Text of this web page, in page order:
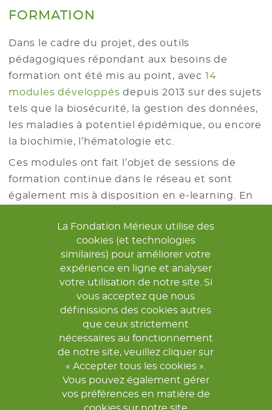
FORMATION
Dans le cadre du projet, des outils
pédagogiques répondant aux besoins de
formation ont été mis au point, avec 14
modules développés depuis 2013 sur des sujets
tels que la biosécurité, la gestion des données,
les maladies à potentiel épidémique, ou encore
la biochimie, l’hématologie etc.
Ces modules ont fait l’objet de sessions de
formation continue dans le réseau et sont
également mis à disposition en e-learning. En
100 bourses de formation entre 2013 et 2017.
RESAOLAB a également appuyé l’EPAC (Ecole
Polytechnique Abomey Calavi) à Cotonou pour
le développement d’un programme de
formation des techniciens sur les bases de
maintenance des équipements biomédicaux.
La Fondation Mérieux, à travers RESAOLAB, le
Projet P48 de la Commission Européenne mis
en place par Expertise France, et le projet
REDISSE, a soutenu l’organisation de quatre
sessions de formation. Soixante personnes
La Fondation Mérieux utilise des
cookies (et technologies
similaires) pour améliorer votre
expérience en ligne et analyser
votre utilisation de notre site. Si
vous acceptez que nous
définissions des cookies autres
que ceux strictement
nécessaires au fonctionnement
de notre site, veuillez cliquer sur
« Accepter tous les cookies ».
Vous pouvez également gérer
vos préférences en matière de